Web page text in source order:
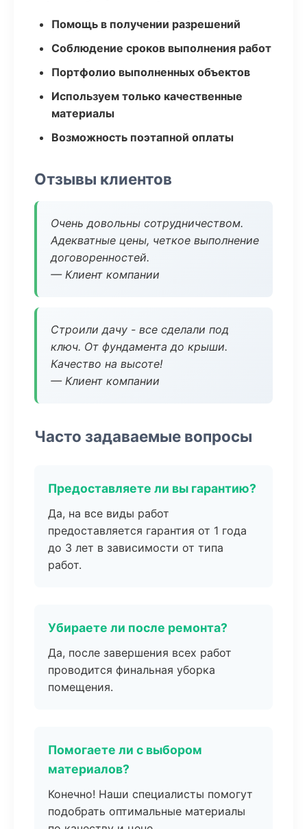
Помощь в получении разрешений
Соблюдение сроков выполнения работ
Портфолио выполненных объектов
Используем только качественные
материалы
Возможность поэтапной оплаты
Отзывы клиентов
Очень довольны сотрудничеством.
Адекватные цены, четкое выполнение
договоренностей.
— Клиент компании
Строили дачу - все сделали под
ключ. От фундамента до крыши.
Качество на высоте!
— Клиент компании
Часто задаваемые вопросы
Предоставляете ли вы гарантию?
Да, на все виды работ
предоставляется гарантия от 1 года
до 3 лет в зависимости от типа
работ.
Убираете ли после ремонта?
Да, после завершения всех работ
проводится финальная уборка
помещения.
Помогаете ли с выбором
материалов?
Конечно! Наши специалисты помогут
подобрать оптимальные материалы